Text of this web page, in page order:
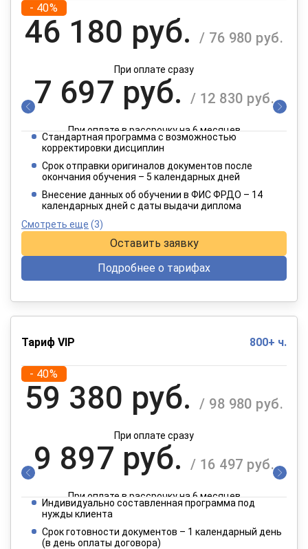
- 40%
46 180 руб. / 76 980 руб.
При оплате сразу
7 697 руб. / 12 830 руб.
При оплате в рассрочку на 6 месяцев
3 849 руб.
При оплате в рассрочку на 12 месяцев
Стандартная программа с возможностью
корректировки дисциплин
Срок отправки оригиналов документов после
окончания обучения – 5 календарных дней
Внесение данных об обучении в ФИС ФРДО – 14
календарных дней с даты выдачи диплома
Смотреть еще (3)
Оставить заявку
Подробнее о тарифах
Тариф VIP 800+ ч.
- 40%
59 380 руб. / 98 980 руб.
При оплате сразу
9 897 руб. / 16 497 руб.
При оплате в рассрочку на 6 месяцев
4 949 руб. / 8 249 руб.
Индивидуально составленная программа под
нужды клиента
Срок готовности документов – 1 календарный день
(в день оплаты договора)